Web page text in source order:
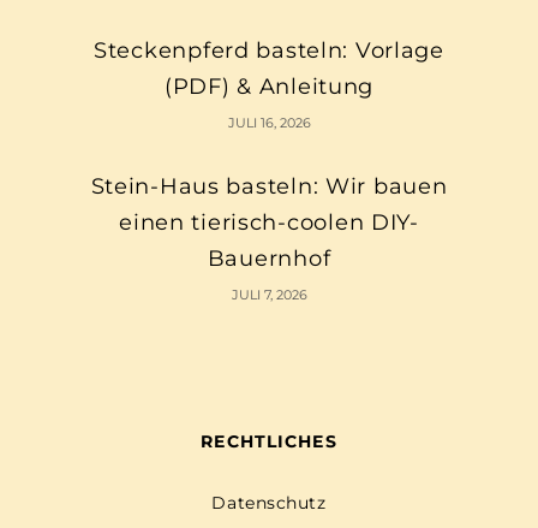
Steckenpferd basteln: Vorlage
(PDF) & Anleitung
JULI 16, 2026
Stein-Haus basteln: Wir bauen
einen tierisch-coolen DIY-
Bauernhof
JULI 7, 2026
RECHTLICHES
Datenschutz